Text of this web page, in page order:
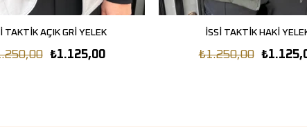
SEPETE EKLE
TAKTİK AÇIK GRİ YELEK
₺1.125,00
SEPETE EKLE
İSSİ TAKTİK HAKİ
₺1.250,00